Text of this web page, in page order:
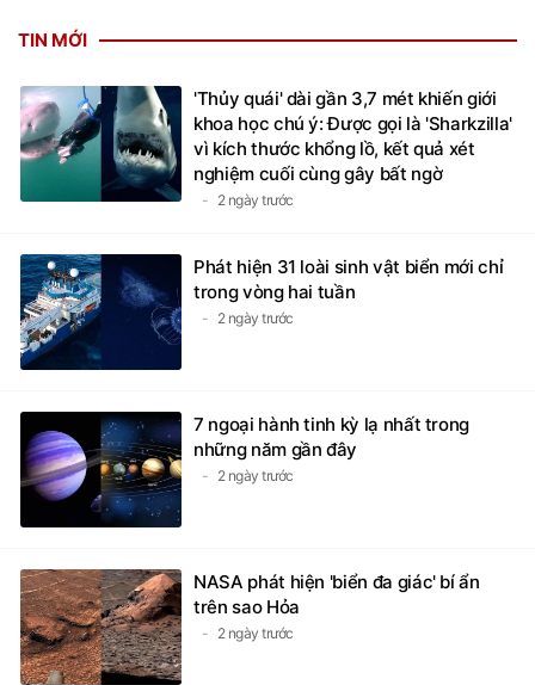
TIN MỚI
'Thủy quái' dài gần 3,7 mét khiến giới
khoa học chú ý: Được gọi là 'Sharkzilla'
vì kích thước khổng lồ, kết quả xét
nghiệm cuối cùng gây bất ngờ
2 ngày trước
Phát hiện 31 loài sinh vật biển mới chỉ
trong vòng hai tuần
2 ngày trước
7 ngoại hành tinh kỳ lạ nhất trong
những năm gần đây
2 ngày trước
NASA phát hiện 'biển đa giác' bí ẩn
trên sao Hỏa
2 ngày trước